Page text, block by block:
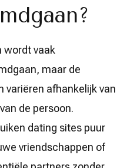
wordt vaak
maar de
variëren afhankelijk van
de persoon.
dating sites puur
vriendschappen of